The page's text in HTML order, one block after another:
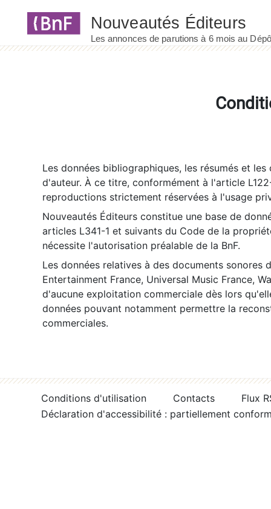
Les données bibliographiques, les résumés et
d'auteur. À ce titre, conformément à l'article
reproductions strictement réservées à l'usage
Nouveautés Éditeurs constitue une base de
articles L341-1 et suivants du Code de la
nécessite l'autorisation préalable de la BnF.
Les données relatives à des documents sonores
Entertainment France, Universal Music France,
d'aucune exploitation commerciale dès lors
données pouvant notamment permettre la
commerciales.
Conditions d'utilisation Contacts
Flux
Déclaration d'accessibilité : partiellement